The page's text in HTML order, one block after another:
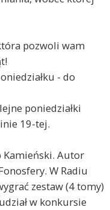
pozwoli wam
- do
poniedziałki
19-tej.
Kamieński. Autor
W Radiu
zestaw (4 tomy)
w konkursie